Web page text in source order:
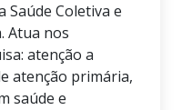
Saúde Coletiva e
Atua nos
atenção a
atenção primária,
saúde e